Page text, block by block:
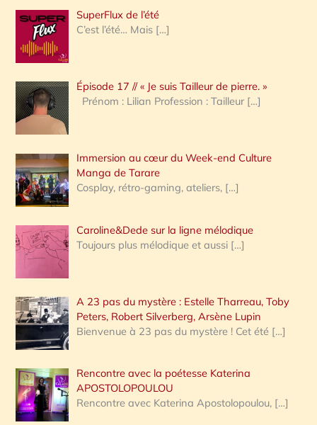
e
r
c
h
e
:
SuperFlux de l’été
C’est l’été… Mais […]
Épisode 17 // « Je suis Tailleur de pierre. »
Prénom : Lilian Profession : Tailleur […]
Immersion au cœur du Week-end Culture
Manga de Tarare
Cosplay, rétro-gaming, ateliers, […]
Caroline&Dede sur la ligne mélodique
Toujours plus mélodique et aussi […]
A 23 pas du mystère : Estelle Tharreau, Toby
Peters, Robert Silverberg, Arsène Lupin
Bienvenue à 23 pas du mystère ! Cet été […]
Rencontre avec la poétesse Katerina
APOSTOLOPOULOU
Rencontre avec Katerina Apostolopoulou, […]